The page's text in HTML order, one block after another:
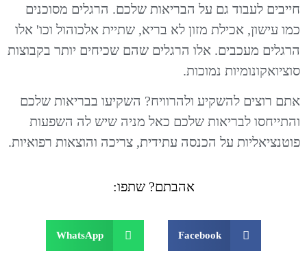
חייבים לעבוד גם על הבריאות שלכם. הרגלים מסוכנים
כמו עישון, אכילת מזון לא בריא, שתיית אלכוהול וכו' אלו
הרגלים מעכבים. אלו הרגלים שהם שכיחים יותר בקבוצות
סוציואקונומיות נמוכות.
אתם רוצים להשקיע ולהרוויח? השקיעו בבריאות שלכם
והתייחסו לבריאות שלכם כאל מניה שיש לה השפעות
פוטנציאליות על הכנסה עתידית, צריכה והוצאות רפואיות.
אהבתם? שתפו:
Facebook
WhatsApp